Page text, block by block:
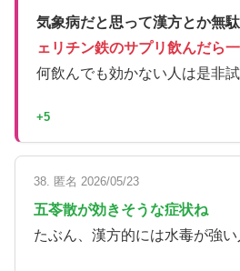
気象病だと思って漢方とか無
ェリチン鉄のサプリ飲んだら
何飲んでも効かない人は是非
+5
38. 匿名 2026/05/23
五苓散が効きそうな症状ね
たぶん、漢方的には水毒が強